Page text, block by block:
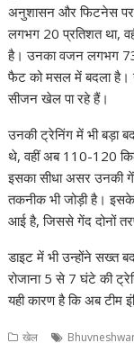
अनुशासन और फिटनेस
लगभग 20 प्रतिशत था,
है। उनका वजन लगभग
फैट को मसल में बदला है।
सीजन खेल पा रहे हैं।
उनकी ट्रेनिंग में भी बड़ा
थे, वहीं अब 110-120
इसका सीधा असर उनकी
तकनीक भी जोड़ी है। इसके
आई है, जिससे गेंद दोनों
डाइट में भी उन्होंने सख्त
रोजाना 5 से 7 घंटे की
यही कारण है कि अब टीम
खेल